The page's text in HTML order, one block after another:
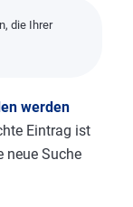
die Ihrer
werden
Eintrag ist
neue Suche